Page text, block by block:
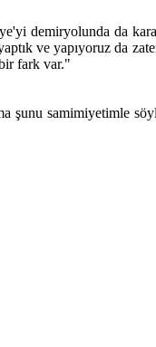
demiryolunda da
ve yapıyoruz da
fark var."
şunu samimiyetimle